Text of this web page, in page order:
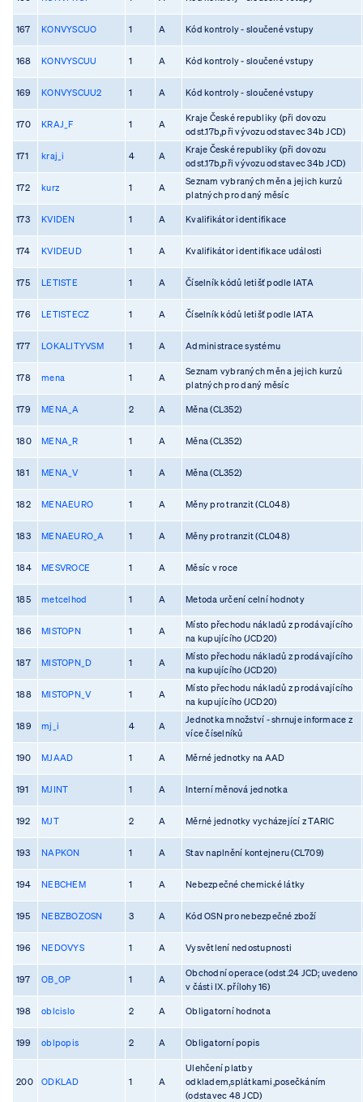
167 KONVYSCUO 1 A Kód kontroly - sloučené vstupy
168 KONVYSCUU 1 A Kód kontroly - sloučené vstupy
169 KONVYSCUU2 1 A Kód kontroly - sloučené vstupy
170 KRAJ_F 1 A
Kraje České republiky (při dovozu
odst.17b,při vývozu odstavec 34b JCD)
171 kraj_i 4 A
Kraje České republiky (při dovozu
odst.17b,při vývozu odstavec 34b JCD)
172 kurz 1 A
Seznam vybraných měn a jejich kurzů
platných pro daný měsíc
173 KVIDEN 1 A Kvalifikátor identifikace
174 KVIDEUD 1 A Kvalifikátor identifikace události
175 LETISTE 1 A Číselník kódů letišť podle IATA
176 LETISTECZ 1 A Číselník kódů letišť podle IATA
177 LOKALITYVSM 1 A Administrace systému
178 mena 1 A
Seznam vybraných měn a jejich kurzů
platných pro daný měsíc
179 MENA_A 2 A Měna (CL352)
180 MENA_R 1 A Měna (CL352)
181 MENA_V 1 A Měna (CL352)
182 MENAEURO 1 A Měny pro tranzit (CL048)
183 MENAEURO_A 1 A Měny pro tranzit (CL048)
184 MESVROCE 1 A Měsíc v roce
185 metcelhod 1 A Metoda určení celní hodnoty
186 MISTOPN 1 A
Místo přechodu nákladů z prodávajícího
na kupujícího (JCD20)
187 MISTOPN_D 1 A
Místo přechodu nákladů z prodávajícího
na kupujícího (JCD20)
188 MISTOPN_V 1 A
Místo přechodu nákladů z prodávajícího
na kupujícího (JCD20)
189 mj_i 4 A
Jednotka množství - shrnuje informace z
více číselníků
190 MJAAD 1 A Měrné jednotky na AAD
191 MJINT 1 A Interní měnová jednotka
192 MJT 2 A Měrné jednotky vycházející z TARIC
193 NAPKON 1 A Stav naplnění kontejneru (CL709)
194 NEBCHEM 1 A Nebezpečné chemické látky
195 NEBZBOZOSN 3 A Kód OSN pro nebezpečné zboží
196 NEDOVYS 1 A Vysvětlení nedostupnosti
197 OB_OP 1 A
Obchodní operace (odst.24 JCD; uvedeno
v části IX. přílohy 16)
198 oblcislo 2 A Obligatorní hodnota
199 oblpopis 2 A Obligatorní popis
200 ODKLAD 1 A
Ulehčení platby
odkladem,splátkami,posečkáním
(odstavec 48 JCD)